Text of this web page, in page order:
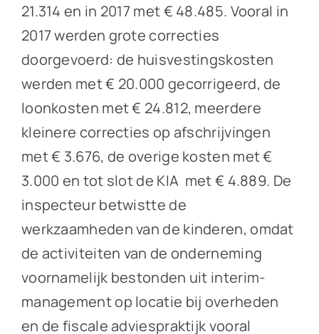
21.314 en in 2017 met € 48.485. Vooral in
2017 werden grote correcties
doorgevoerd: de huisvestingskosten
werden met € 20.000 gecorrigeerd, de
loonkosten met € 24.812, meerdere
kleinere correcties op afschrijvingen
met € 3.676, de overige kosten met €
3.000 en tot slot de KIA met € 4.889. De
inspecteur betwistte de
werkzaamheden van de kinderen, omdat
de activiteiten van de onderneming
voornamelijk bestonden uit interim-
management op locatie bij overheden
en de fiscale adviespraktijk vooral